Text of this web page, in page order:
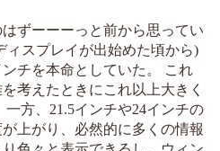
ずーーーっと前から思ってい
ィスプレイが出始めた頃から)
チを本命としていた。 これ
考えたときにこれ以上大きく
方、21.5インチや24インチの
上がり、必然的に多くの情報